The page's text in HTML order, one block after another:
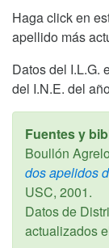
Haga click en
apellido más
Datos del I.L.G.
del I.N.E. del
Fuentes y
Boullón
dos apelidos
USC, 2001.
Datos de
actualizados